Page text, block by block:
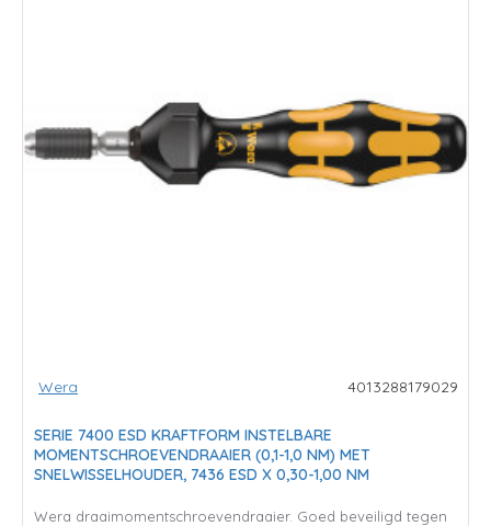
Wera 4013288179029
SERIE 7400 ESD KRAFTFORM INSTELBARE
MOMENTSCHROEVENDRAAIER (0,1-1,0 NM) MET
SNELWISSELHOUDER, 7436 ESD X 0,30-1,00 NM
Wera draaimomentschroevendraaier. Goed beveiligd tegen